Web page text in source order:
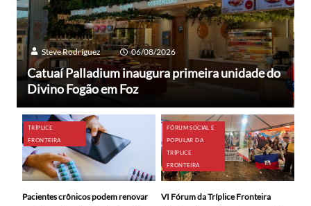
Steve Rodríguez 06/08/2026
Catuaí Palladium inaugura primeira unidade do
Divino Fogão em Foz
TRÍPLICE
FRONTEIRA
Pacientes crônicos podem renovar
FÓRUM SOCIAL E
POPULAR DA
TRÍPLICE
FRONTEIRA
VI Fórum da Tríplice Fronteira